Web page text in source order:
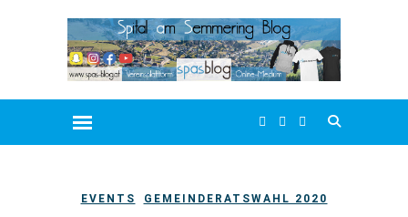
EVENTS GEMEINDERATSWAHL 2020